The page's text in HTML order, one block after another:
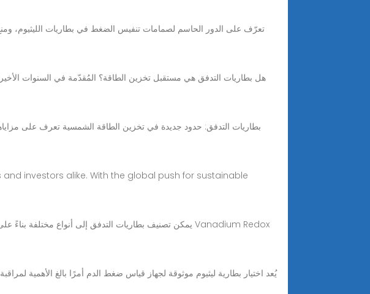
بطاريات التدفق: حدود جديدة في تخزين الطاقة الشمسية تعرف على مزاياها
investors alike. With the global push for sustainable